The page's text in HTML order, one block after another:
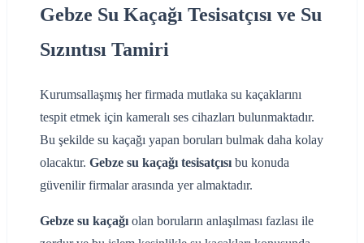
Gebze Su Kaçağı Tesisatçısı ve Su
Sızıntısı Tamiri
Kurumsallaşmış her firmada mutlaka su kaçaklarını
tespit etmek için kameralı ses cihazları bulunmaktadır.
Bu şekilde su kaçağı yapan boruları bulmak daha kolay
olacaktır. Gebze su kaçağı tesisatçısı bu konuda
güvenilir firmalar arasında yer almaktadır.
Gebze su kaçağı olan boruların anlaşılması fazlası ile